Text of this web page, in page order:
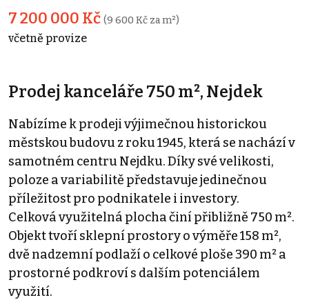
7 200 000 Kč (9 600 Kč za m²)
včetně provize
Prodej kanceláře 750 m², Nejdek
Nabízíme k prodeji výjimečnou historickou
městskou budovu z roku 1945, která se nachází v
samotném centru Nejdku. Díky své velikosti,
poloze a variabilitě představuje jedinečnou
příležitost pro podnikatele i investory.
Celková využitelná plocha činí přibližně 750 m².
Objekt tvoří sklepní prostory o výměře 158 m²,
dvě nadzemní podlaží o celkové ploše 390 m² a
prostorné podkroví s dalším potenciálem
využití.